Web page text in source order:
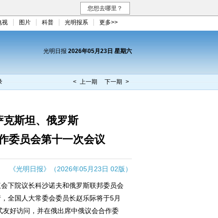
您想去哪里？
视 图片 科普 光明报系 更多>>
光明日报 2026年05月23日 星期六
< 上一期 下一期 >
斯坦、俄罗斯
委员会第十一次会议
《光明日报》（2026年05月23日 02版）
下院议长科沙诺夫和俄罗斯联邦委员会
全国人大常委会委员长赵乐际将于5月
好访问，并在俄出席中俄议会合作委